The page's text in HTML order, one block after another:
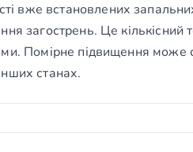
вже встановлених
загострень. Це кількісний
Помірне підвищення може
станах.